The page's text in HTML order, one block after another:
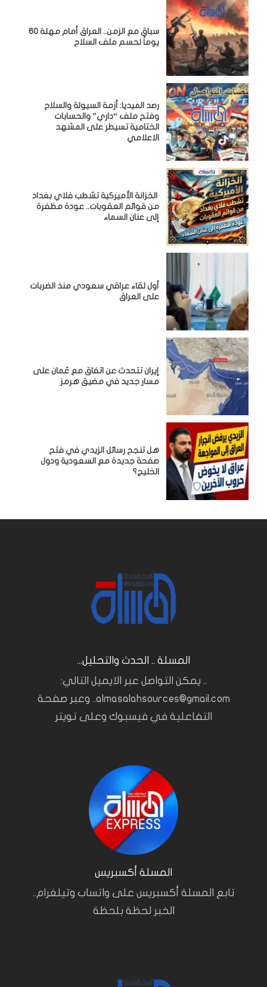
سباق مع الزمن.. العراق أمام مهلة 60
يوماً لحسم ملف السلاح
رصد الميديا: أزمة السيولة والسلاح
وفتح ملف “داري” والحسابات
الختامية تسيطر على المشهد
الاعلامي
الخزانة الأميركية تشطب فلاي بغداد
من قوائم العقوبات.. عودة مظفرة
إلى عنان السماء
أول لقاء عراقي سعودي منذ الضربات
على العراق
إيران تتحدث عن اتفاق مع عُمان على
مسار جديد في مضيق هرمز
هل تنجح رسائل الزيدي في فتح
صفحة جديدة مع السعودية ودول
الخليج؟
المسلة .. الحدث والتحليل...
.. يمكن التواصل عبر الايميل التالي:
almasalahsources@gmail.com.. وعبر صفحة
التفاعلية في فيسبوك وعلى تويتر
المسلة أكسبريس
تابع المسلة أكسبريس على واتساب وتيلغرام..
الخبر لحظة بلحظة